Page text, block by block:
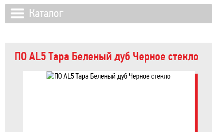
ПО AL5 Тара Беленый дуб Черное стекло